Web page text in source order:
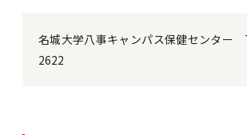
名城大学八事キャンパス保健センター
2622